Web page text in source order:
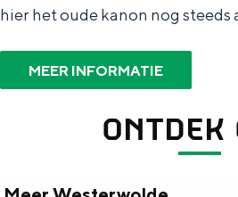
hier het oude kanon nog steeds
MEER INFORMATIE
ONTDEK